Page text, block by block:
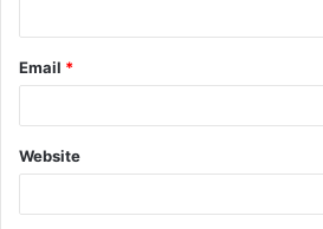
Email *
Website